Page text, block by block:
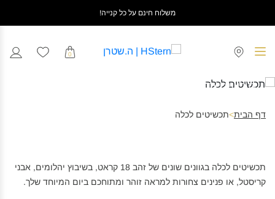
משלוח חינם על כל קנייה!
0
תכשיטים
לכלה
דף הבית>תכשיטים לכלה
תכשיטים לכלה בגוונים שונים של זהב 18 קראט, בשיבוץ יהלומים, אבני
קריסטל, או פנינים צחורות למראה זוהר ומתוחכם ביום המיוחד שלך.